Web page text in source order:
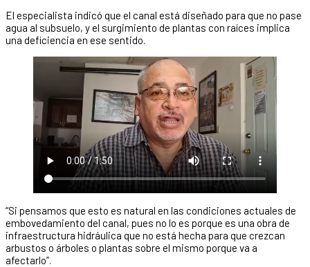
El especialista indicó que el canal está diseñado para que no pase
agua al subsuelo, y el surgimiento de plantas con raíces implica
una deficiencia en ese sentido.
“Si pensamos que esto es natural en las condiciones actuales de
embovedamiento del canal, pues no lo es porque es una obra de
infraestructura hidráulica que no está hecha para que crezcan
arbustos o árboles o plantas sobre el mismo porque va a
afectarlo”.